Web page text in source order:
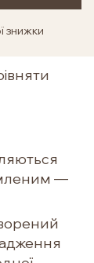
знижки
—